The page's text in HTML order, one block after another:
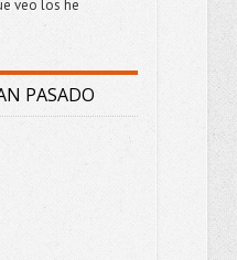
veo los he
PASADO